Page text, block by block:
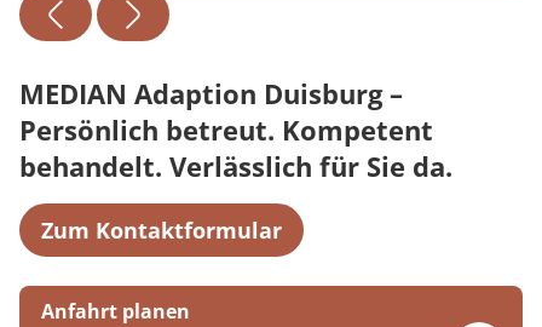
MEDIAN Adaption Duisburg –
Persönlich betreut. Kompetent
behandelt. Verlässlich für Sie da.
Zum Kontaktformular
Anfahrt planen